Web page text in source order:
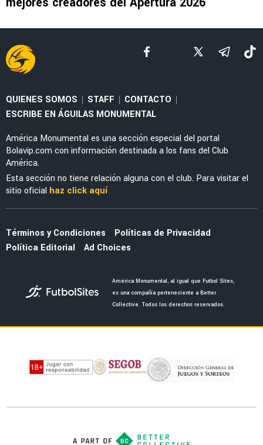
NOTICIAS
La alineación del América de Guillermo
Almada con el refuerzo Óscar Perea
La fecha en la que saldrán los uniformes del